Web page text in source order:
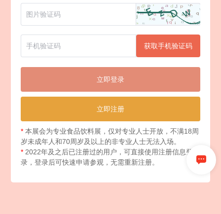
获取手机验证码
立即登录
立即注册
* 本展会为专业食品饮料展，仅对专业人士开放，不满18周
岁未成年人和70周岁及以上的非专业人士无法入场。
* 2022年及之后已注册过的用户，可直接使用注册信息登
录，登录后可快速申请参观，无需重新注册。